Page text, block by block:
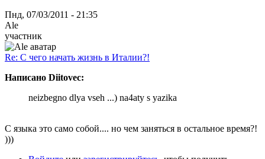
Пнд, 07/03/2011 - 21:35
Ale
участник
Re: С чего начать жизнь в Италии?!
Написано Diitovec:
neizbegno dlya vseh ...) na4aty s yazika
С языка это само собой.... но чем заняться в остальное время?!
)))